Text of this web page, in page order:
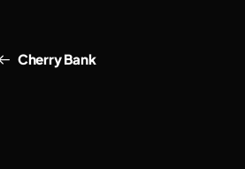
Cherry Bank